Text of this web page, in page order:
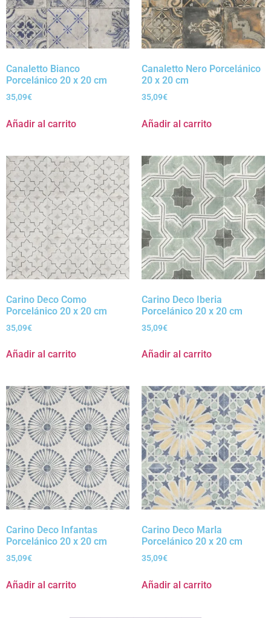
Canaletto Bianco
Porcelánico 20 x 20 cm
35,09€
Añadir al carrito
Canaletto Nero Porcelánico
20 x 20 cm
35,09€
Añadir al carrito
Carino Deco Como
Porcelánico 20 x 20 cm
35,09€
Añadir al carrito
Carino Deco Iberia
Porcelánico 20 x 20 cm
35,09€
Añadir al carrito
Carino Deco Infantas
Porcelánico 20 x 20 cm
35,09€
Añadir al carrito
Carino Deco Marla
Porcelánico 20 x 20 cm
35,09€
Añadir al carrito